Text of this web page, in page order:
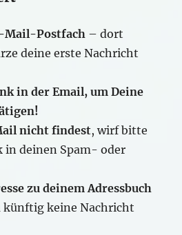
Mail-Postfach – dort
deine erste Nachricht
in der Email, um Deine
nicht findest, wirf bitte
in deinen Spam- oder
zu deinem Adressbuch
künftig keine Nachricht